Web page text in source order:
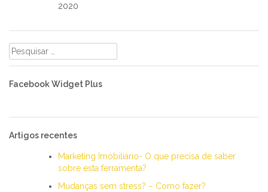
2020
Pesquisar
por:
Facebook Widget Plus
Artigos recentes
Marketing Imobiliário- O que precisa de saber
sobre esta ferramenta?
Mudanças sem stress? – Como fazer?